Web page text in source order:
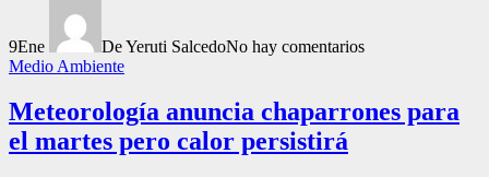
9Ene De Yeruti SalcedoNo hay comentarios
Medio Ambiente
Meteorología anuncia chaparrones para
el martes pero calor persistirá